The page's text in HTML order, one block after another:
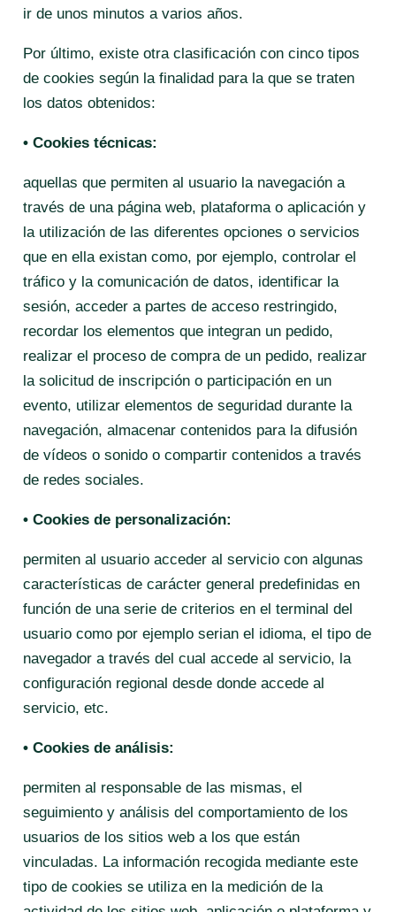
ir de unos minutos a varios años.
Por último, existe otra clasificación con cinco tipos
de cookies según la finalidad para la que se traten
los datos obtenidos:
• Cookies técnicas:
aquellas que permiten al usuario la navegación a
través de una página web, plataforma o aplicación y
la utilización de las diferentes opciones o servicios
que en ella existan como, por ejemplo, controlar el
tráfico y la comunicación de datos, identificar la
sesión, acceder a partes de acceso restringido,
recordar los elementos que integran un pedido,
realizar el proceso de compra de un pedido, realizar
la solicitud de inscripción o participación en un
evento, utilizar elementos de seguridad durante la
navegación, almacenar contenidos para la difusión
de vídeos o sonido o compartir contenidos a través
de redes sociales.
• Cookies de personalización:
permiten al usuario acceder al servicio con algunas
características de carácter general predefinidas en
función de una serie de criterios en el terminal del
usuario como por ejemplo serian el idioma, el tipo de
navegador a través del cual accede al servicio, la
configuración regional desde donde accede al
servicio, etc.
• Cookies de análisis:
permiten al responsable de las mismas, el
seguimiento y análisis del comportamiento de los
usuarios de los sitios web a los que están
vinculadas. La información recogida mediante este
tipo de cookies se utiliza en la medición de la